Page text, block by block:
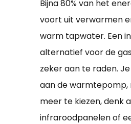
Bijna 80% van het
voort uit verwarmen
warm tapwater. Een
alternatief voor de
zeker aan te raden.
aan de warmtepomp,
meer te kiezen, denk
infraroodpanelen of